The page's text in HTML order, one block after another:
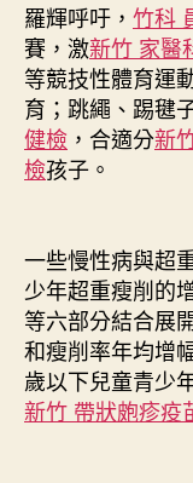
羅輝呼吁， 竹科
賽，激新竹 家醫
等競技性體育運
育；跳繩、踢毽
健檢 ，合適分新
檢孩子。
一些慢性病與超
少年超重瘦削的
等六部分結合展
和瘦削率年均增
歲以下兒童青少
新竹 帶狀皰疹疫